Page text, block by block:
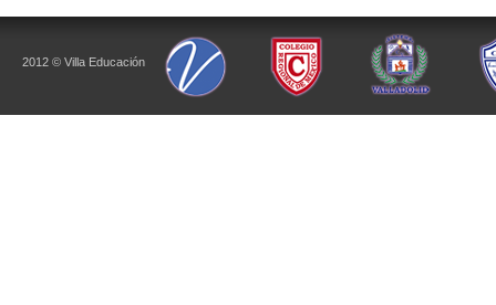
2012 © Villa Educación